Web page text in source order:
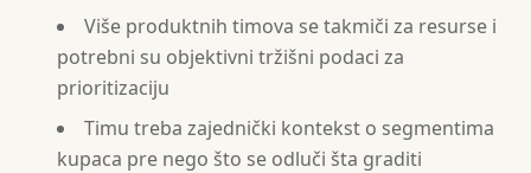
Više produktnih timova se takmiči za resurse i
potrebni su objektivni tržišni podaci za
prioritizaciju
Timu treba zajednički kontekst o segmentima
kupaca pre nego što se odluči šta graditi